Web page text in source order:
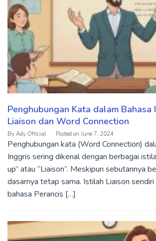
Penghubungan Kata dalam Bahasa
Liaison dan Word Connection
By Ady Official Posted on June 7, 2024
Penghubungan kata (Word Connection)
Inggris sering dikenal dengan berbagai
up” atau “Liaison”. Meskipun sebutannya
dasarnya tetap sama. Istilah Liaison
bahasa Perancis […]